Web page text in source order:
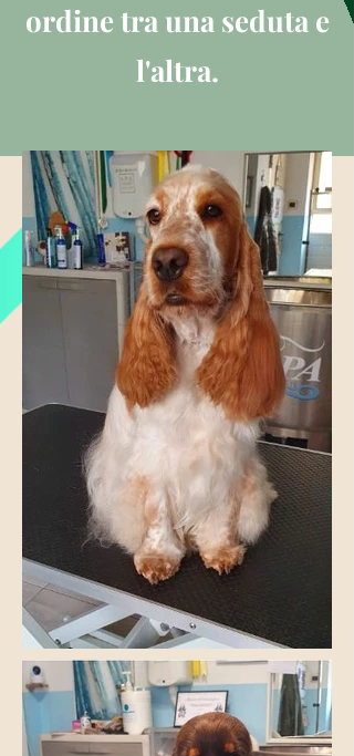
ordine tra una seduta e
l'altra.